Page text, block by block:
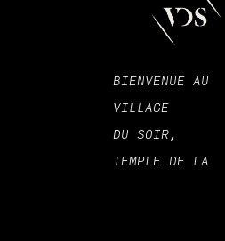
BIENVENUE AU
VILLAGE
DU SOIR,
TEMPLE DE LA